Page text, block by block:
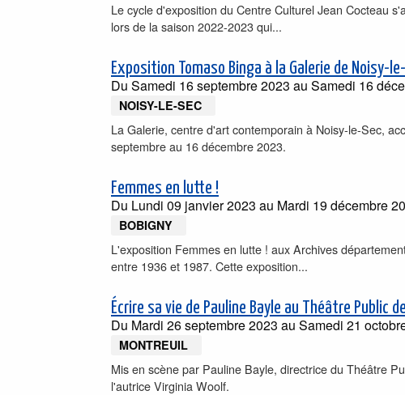
Le cycle d'exposition du Centre Culturel Jean Cocteau
lors de la saison 2022-2023 qui...
Exposition Tomaso Binga à la Galerie de Noisy-
Du Samedi 16 septembre 2023 au Samedi 16
NOISY-LE-SEC
La Galerie, centre d'art contemporain à Noisy-le-Sec,
septembre au 16 décembre 2023.
Femmes en lutte !
Du Lundi 09 janvier 2023 au Mardi 19 décembre
BOBIGNY
L'exposition Femmes en lutte ! aux Archives
entre 1936 et 1987. Cette exposition...
Écrire sa vie de Pauline Bayle au Théâtre Public
Du Mardi 26 septembre 2023 au Samedi 21
MONTREUIL
Mis en scène par Pauline Bayle, directrice du Théâtre
l'autrice Virginia Woolf.